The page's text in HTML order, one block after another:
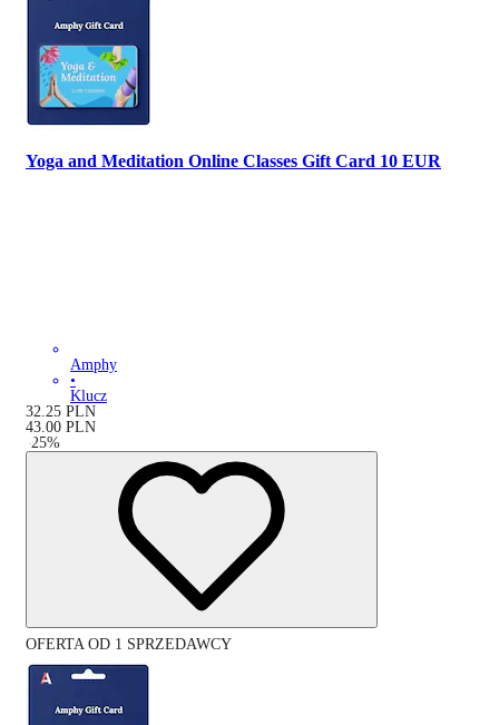
Yoga and Meditation Online Classes Gift Card 10 EUR
Amphy
•
Klucz
32.25 PLN
43.00 PLN
-25%
OFERTA OD 1 SPRZEDAWCY